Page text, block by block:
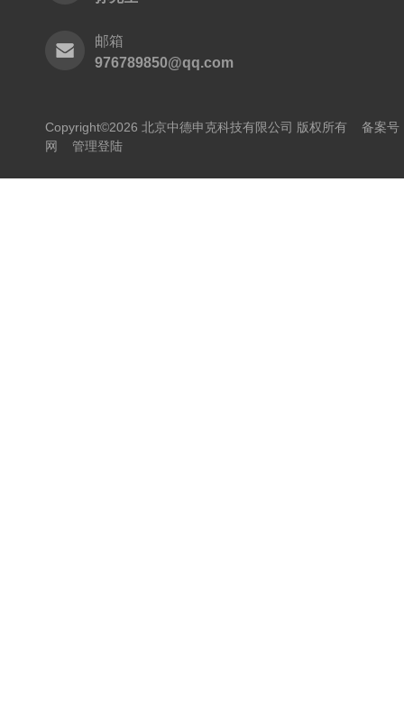
邮箱
976789850@qq.com
Copyright©2026 北京中德申克科技有限公司 版权所有 备案号
网
管理登陆